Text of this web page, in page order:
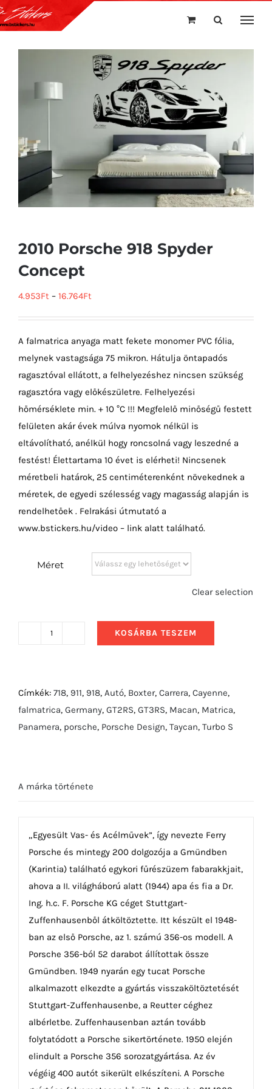
Kihagyás
2010 Porsche 918 Spyder
Concept
4.953Ft – 16.764Ft
A falmatrica anyaga matt fekete monomer PVC fólia,
melynek vastagsága 75 mikron. Hátulja öntapadós
ragasztóval ellátott, a felhelyezéshez nincsen szükség
ragasztóra vagy előkészületre. Felhelyezési
hőmérséklete min. + 10 °C !!! Megfelelő minőségű festett
felületen akár évek múlva nyomok nélkül is
eltávolítható, anélkül hogy roncsolná vagy leszedné a
festést! Élettartama 10 évet is elérheti! Nincsenek
méretbeli határok, 25 centiméterenként növekednek a
méretek, de egyedi szélesség vagy magasság alapján is
rendelhetőek . Felrakási útmutató a
www.bstickers.hu/video – link alatt található.
Méret
Clear selection
Spyder
Concept
mennyiség
KOSÁRBA TESZEM
Címkék: 718, 911, 918, Autó, Boxter, Carrera, Cayenne,
falmatrica, Germany, GT2RS, GT3RS, Macan, Matrica,
Panamera, porsche, Porsche Design, Taycan, Turbo S
A márka története
„Egyesült Vas- és Acélművek”, így nevezte Ferry
Porsche és mintegy 200 dolgozója a Gmündben
(Karintia) található egykori fűrészüzem fabarakkjait,
ahova a II. világháború alatt (1944) apa és fia a Dr.
Ing. h.c. F. Porsche KG céget Stuttgart-
Zuffenhausenből átköltöztette. Itt készült el 1948-
ban az első Porsche, az 1. számú 356-os modell. A
Porsche 356-ból 52 darabot állítottak össze
Gmündben. 1949 nyarán egy tucat Porsche
alkalmazott elkezdte a gyártás visszaköltöztetését
Stuttgart-Zuffenhausenbe, a Reutter céghez
albérletbe. Zuffenhausenban aztán tovább
folytatódott a Porsche sikertörténete. 1950 elején
elindult a Porsche 356 sorozatgyártása. Az év
végéig 400 autót sikerült elkészíteni. A Porsche